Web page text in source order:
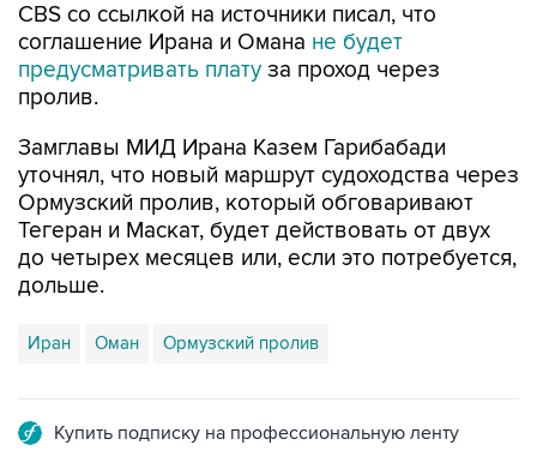
CBS со ссылкой на источники писал, что
соглашение Ирана и Омана не будет
предусматривать плату за проход через
пролив.
Замглавы МИД Ирана Казем Гарибабади
уточнял, что новый маршрут судоходства через
Ормузский пролив, который обговаривают
Тегеран и Маскат, будет действовать от двух
до четырех месяцев или, если это потребуется,
дольше.
Иран Оман Ормузский пролив
Купить подписку на профессиональную ленту